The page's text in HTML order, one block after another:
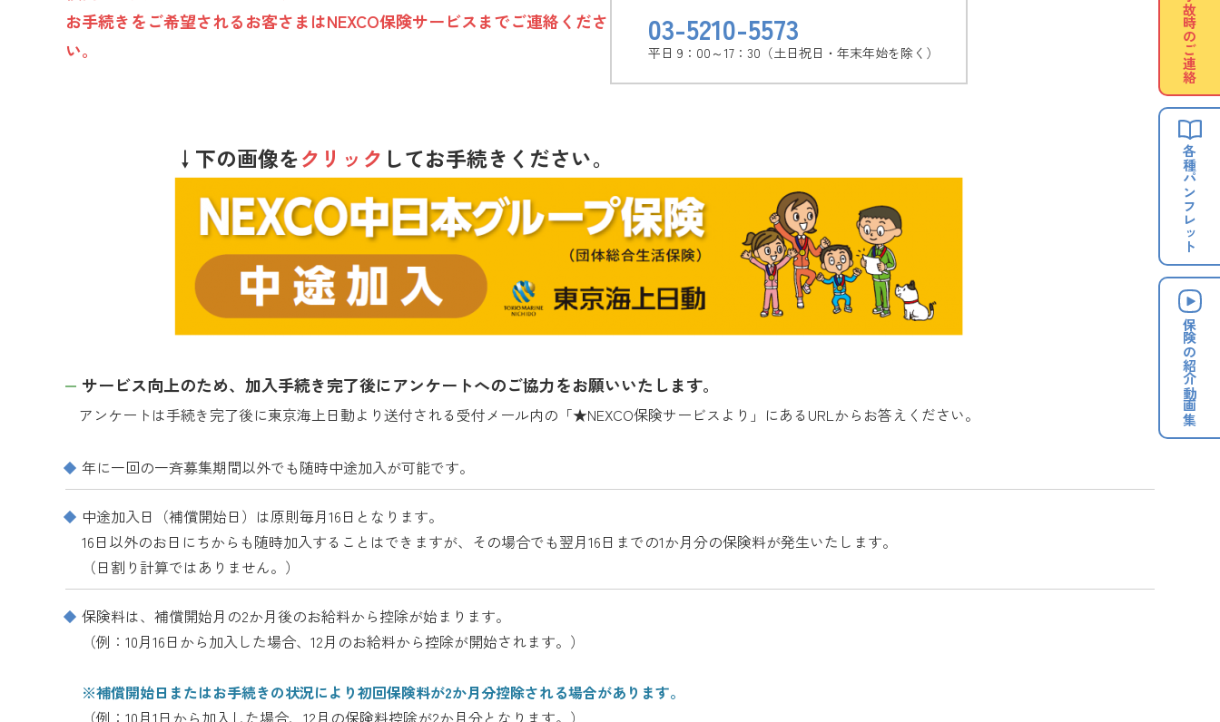
お手続きをご希望されるお客さまはNEXCO保険サービスまでご連絡くださ
い。
03-5210-5573
平日 9：00～17：30（土日祝日・年末年始を除く）
↓下の画像をクリック してお手続きください。
サービス向上のため、加入手続き完了後にアンケートへのご協力をお願いいたします。
アンケートは手続き完了後に東京海上日動より送付される受付メール内の「★NEXCO保険サービスより」にあるURLからお答えください。
年に一回の一斉募集期間以外でも随時中途加入が可能です。
中途加入日（補償開始日）は原則毎月16日となります。
16日以外のお日にちからも随時加入することはできますが、その場合でも翌月16日までの1か月分の保険料が発生いたします。
（日割り計算ではありません。）
保険料は、補償開始月の2か月後のお給料から控除が始まります。
（例：10月16日から加入した場合、12月のお給料から控除が開始されます。）
※補償開始日またはお手続きの状況により初回保険料が2か月分控除される場合があります。
（例：10月1日から加入した場合、12月の保険料控除が2か月分となります。）
事故時の
ご連絡
各種
パンフレット
保険の
紹介動画集